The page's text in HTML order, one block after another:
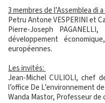
3 membres de l’Assemblea di
Petru Antone VESPERINI et
Pierre-Joseph
développement
européennes.
Les invités:
Jean-Michel CULIOLI, chef
l’office De L’environnement
Wanda Mastor, Professeur de